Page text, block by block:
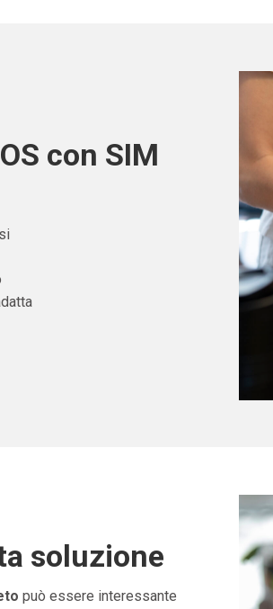
con SIM
soluzione
può essere interessante